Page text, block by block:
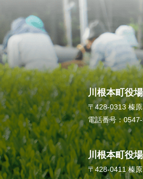
川根本町役場
〒428-0313 榛
電話番号：
川根本町役
〒428-0411 榛